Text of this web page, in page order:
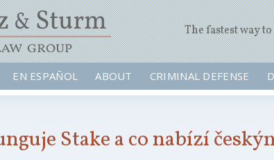
The fastest way
EN ESPAÑOL ABOUT CRIMINAL DEFENSE
Stake a co nabízí